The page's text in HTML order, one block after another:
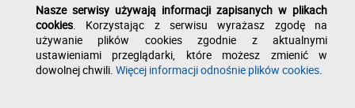
Deklaracja dostępności
Polityka prywatności
Zgłoś błąd na stronie
Nasze serwisy używają informacji zapisanych w plikach
cookies. Korzystając z serwisu wyrażasz zgodę na
używanie plików cookies zgodnie z aktualnymi
ustawieniami przeglądarki, które możesz zmienić w
dowolnej chwili. Więcej informacji odnośnie plików cookies.